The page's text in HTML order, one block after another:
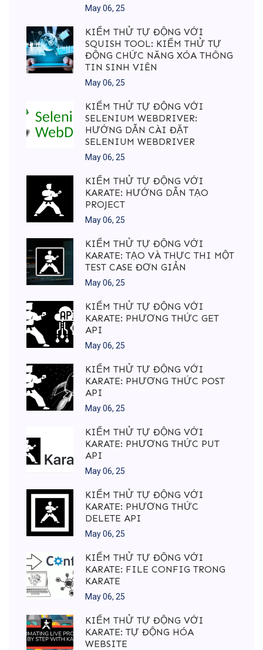
May 06, 25
KIỂM THỬ TỰ ĐỘNG VỚI
SQUISH TOOL: KIỂM THỬ TỰ
ĐỘNG CHỨC NĂNG XÓA THÔNG
TIN SINH VIÊN
May 06, 25
KIỂM THỬ TỰ ĐỘNG VỚI
SELENIUM WEBDRIVER:
HƯỚNG DẪN CÀI ĐẶT
SELENIUM WEBDRIVER
May 06, 25
KIỂM THỬ TỰ ĐỘNG VỚI
KARATE: HƯỚNG DẪN TẠO
PROJECT
May 06, 25
KIỂM THỬ TỰ ĐỘNG VỚI
KARATE: TẠO VÀ THỰC THI MỘT
TEST CASE ĐƠN GIẢN
May 06, 25
KIỂM THỬ TỰ ĐỘNG VỚI
KARATE: PHƯƠNG THỨC GET
API
May 06, 25
KIỂM THỬ TỰ ĐỘNG VỚI
KARATE: PHƯƠNG THỨC POST
API
May 06, 25
KIỂM THỬ TỰ ĐỘNG VỚI
KARATE: PHƯƠNG THỨC PUT
API
May 06, 25
KIỂM THỬ TỰ ĐỘNG VỚI
KARATE: PHƯƠNG THỨC
DELETE API
May 06, 25
KIỂM THỬ TỰ ĐỘNG VỚI
KARATE: FILE CONFIG TRONG
KARATE
May 06, 25
KIỂM THỬ TỰ ĐỘNG VỚI
KARATE: TỰ ĐỘNG HÓA
WEBSITE